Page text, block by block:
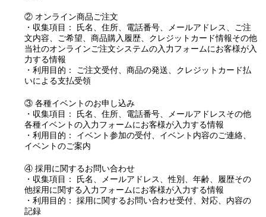
② オンライン商品ご注文
・収集項目： 氏名、住所、電話番号、メールアドレス、ご注
文内容、ご希望、商品購入履歴、クレジットカード情報その他
当社のオンラインご注文システムの入力フォームにお客様が入
力する情報
・利用目的： ご注文受付、商品の発送、クレジットカード払
いによる支払受領
③ 各種イベントのお申し込み
・収集項目： 氏名、住所、電話番号、メールアドレスその他
各種イベントの入力フォームにお客様が入力する情報
・利用目的： イベント参加の受付、イベント内容のご連絡、
イベントのご案内
④ 採用に関するお問い合わせ
・収集項目： 氏名、メールアドレス、性別、年齢、履歴その
他採用に関する入力フォームにお客様が入力する情報
・利用目的： 採用に関するお問い合わせ受付、対応、内容の
記録